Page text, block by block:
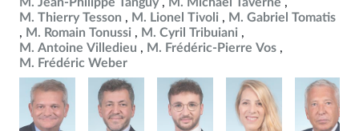
M. Thierry Tesson
M. Lionel Tivoli
M. Gabriel Tomatis
M. Romain Tonussi
M. Cyril Tribuiani
M. Antoine Villedieu
M. Frédéric-Pierre Vos
M. Frédéric Weber